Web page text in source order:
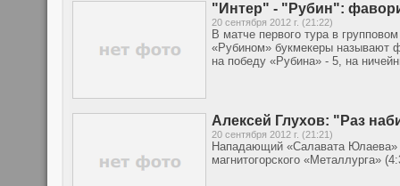
"Интер" - "Рубин":
20 сентября 2012 г. (21:22)
В матче первого тура в
«Рубином» букмекеры называют
на победу «Рубина» - 5, на
Алексей Глухов: "Раз
20 сентября 2012 г. (21:21)
Нападающий «Салавата Юлаева»
магнитогорского «Металлурга»